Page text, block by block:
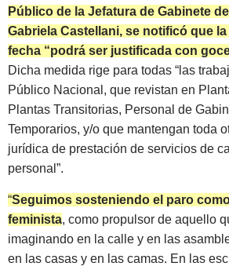
Público de la Jefatura de Gabinete
Gabriela Castellani, se notificó que
fecha “podrá ser justificada con
Dicha medida rige para todas “las
Público Nacional, que revistan en
Plantas Transitorias, Personal de
Temporarios, y/o que mantengan toda
jurídica de prestación de servicios de
personal”.
“Seguimos sosteniendo el paro
feminista, como propulsor de aquello
imaginando en la calle y en las
en las casas y en las camas. En las